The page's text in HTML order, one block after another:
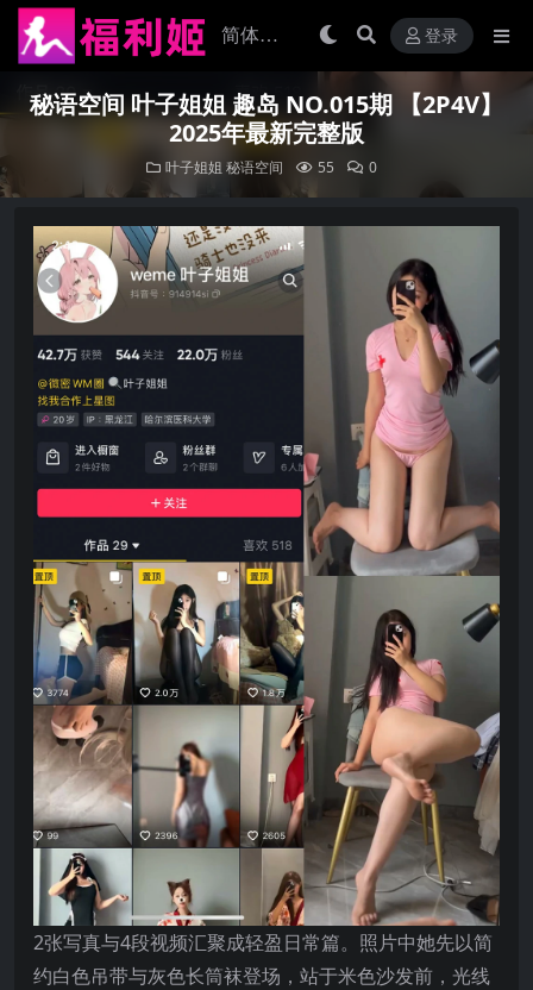
登录
秘语空间 叶子姐姐 趣岛 NO.015期 【2P4V】
2025年最新完整版
叶子姐姐 秘语空间 55 0
2张写真与4段视频汇聚成轻盈日常篇。照片中她先以简
约白色吊带与灰色长筒袜登场，站于米色沙发前，光线